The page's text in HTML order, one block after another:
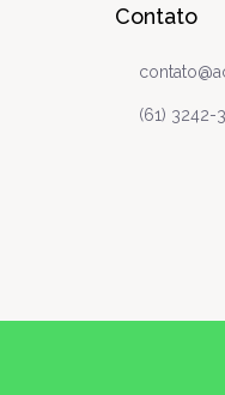
Contato
(61) 3242-